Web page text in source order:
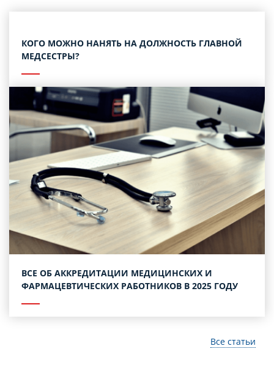
КОГО МОЖНО НАНЯТЬ НА ДОЛЖНОСТЬ ГЛАВНОЙ
МЕДСЕСТРЫ?
ВСЕ ОБ АККРЕДИТАЦИИ МЕДИЦИНСКИХ И
ФАРМАЦЕВТИЧЕСКИХ РАБОТНИКОВ В 2025 ГОДУ
Все статьи